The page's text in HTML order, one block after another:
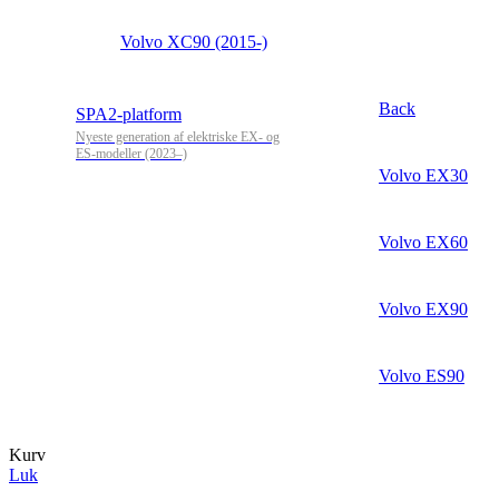
Volvo XC90 (2015-)
SPA2-platform
Nyeste generation af elektriske EX- og
ES-modeller (2023–)
Back
Volvo EX30
Volvo EX60
Volvo EX90
Volvo ES90
Kurv
Luk